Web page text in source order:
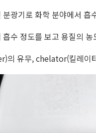
분광기로 화학 분야에서
수 정도를 보고 용질의
의 유무, chelator(킬레이